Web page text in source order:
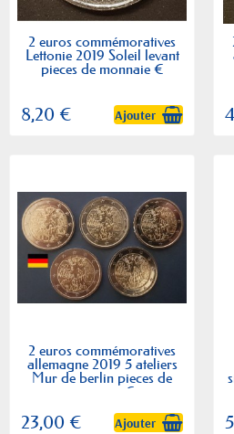
2 euros commémoratives
Lettonie 2019 Soleil levant
pieces de monnaie €
8,20 € Ajouter
2 euros commémoratives
allemagne 2019 5 ateliers
Mur de berlin pieces de
monnaie €
23,00 € Ajouter